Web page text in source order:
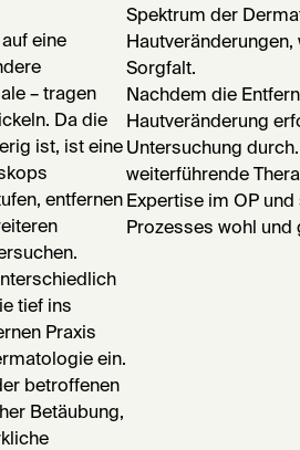
eine
– tragen
Da die
ist, ist eine
entfernen
tief ins
Praxis
ein.
betroffenen
Betäubung,
Spektrum der
Sorgfalt.
Nachdem die
Hautveränderung
Untersuchung
weiterführende
Expertise im OP
Prozesses wohl und